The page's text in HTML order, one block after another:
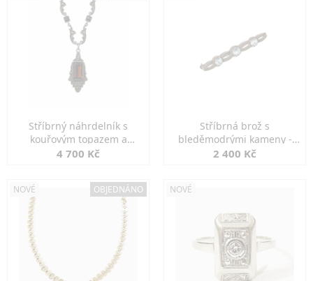
Stříbrný náhrdelník s
kouřovým topazem a
markazity
4 700 Kč
Stříbrná brož s
bleděmodrými kameny -
jemná elegance
2 400 Kč
NOVÉ OBJEDNÁNO NOVÉ